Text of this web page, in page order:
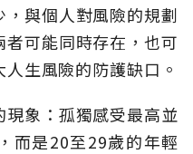
與個人對風險的規劃
可能同時存在，也可
生風險的防護缺口。
象：孤獨感受最高並
而是20至29歲的年輕